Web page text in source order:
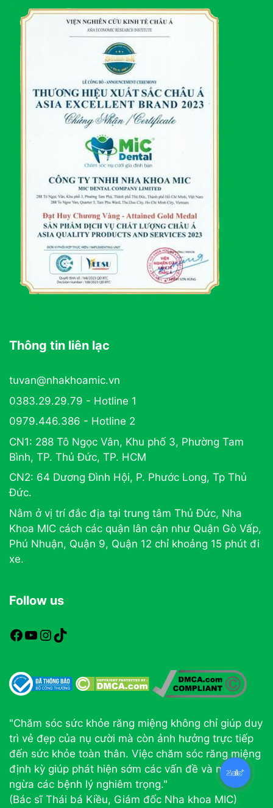
Thông tin liên lạc
tuvan@nhakhoamic.vn
0383.29.29.79 - Hotline 1
0979.446.386 - Hotline 2
CN1: 288 Tô Ngọc Vân, Khu phố 3, Phường Tam
Bình, TP. Thủ Đức, TP. HCM
CN2: 64 Dương Đình Hội, P. Phước Long, Tp Thủ
Đức.
Nằm ở vị trí đắc địa tại trung tâm Thủ Đức, Nha
Khoa MIC cách các quận lân cận như Quận Gò Vấp,
Phú Nhuận, Quận 9, Quận 12 chỉ khoảng 15 phút đi
xe.
Follow us
https://www.facebook.com/nhakhoamic
https://www.youtube.com
https://www.instagram.com
"Chăm sóc sức khỏe răng miệng không chỉ giúp duy
trì vẻ đẹp của nụ cười mà còn ảnh hưởng trực tiếp
đến sức khỏe toàn thân. Việc chăm sóc răng miệng
định kỳ giúp phát hiện sớm các vấn đề và ngăn
ngừa các bệnh lý nghiêm trọng."
(Bác sĩ Thái bá Kiều, Giám đốc Nha khoa MIC)